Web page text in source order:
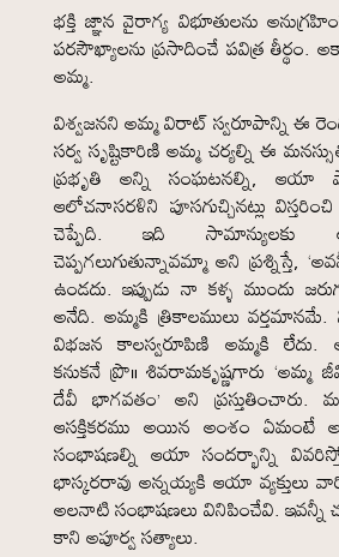
భక్తి జ్ఞాన వైరాగ్య విభూతులను
పరసౌఖ్యాలను ప్రసాదించే పవిత్ర తీర్థం.
అమ్మ.
విశ్వజనని అమ్మ విరాట్ స్వరూపాన్ని ఈ
సర్వ సృష్టికారిణి అమ్మ చర్యల్ని ఈ
ప్రభృతి అన్ని సంఘటనల్ని, ఆయా
ఆలోచనాసరళిని పూసగుచ్చినట్లు
చెప్పేది. ఇది సామాన్యులకు
చెప్పగలుగుతున్నావమ్మా అని ప్రశ్నిస్తే,
ఉండదు. ఇప్పుడు నా కళ్ళ ముందు
అనేది. అమ్మకి త్రికాలములు వర్తమానమే.
విభజన కాలస్వరూపిణి అమ్మకి లేదు.
కనుకనే ప్రొ॥ శివరామకృష్ణగారు
దేవీ భాగవతం’ అని ప్రస్తుతించారు.
ఆసక్తికరము అయిన అంశం ఏమంటే
సంభాషణల్ని ఆయా సందర్భాన్ని
భాస్కరరావు అన్నయ్యకి ఆయా వ్యక్తులు
అలనాటి సంభాషణలు వినిపించేవి. ఇవన్నీ
కాని అపూర్వ సత్యాలు.